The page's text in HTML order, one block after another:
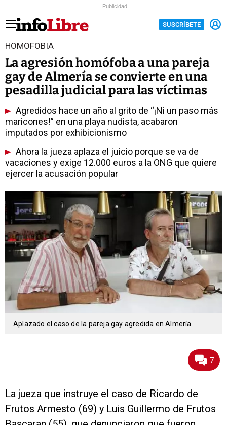
Publicidad
SUSCRÍBETE
HOMOFOBIA
La agresión homófoba a una pareja
gay de Almería se convierte en una
pesadilla judicial para las víctimas
Agredidos hace un año al grito de “¡Ni un paso más
maricones!” en una playa nudista, acabaron
imputados por exhibicionismo
Ahora la jueza aplaza el juicio porque se va de
vacaciones y exige 12.000 euros a la ONG que quiere
ejercer la acusación popular
Aplazado el caso de la pareja gay agredida en Almería
7
La jueza que instruye el caso de Ricardo de
Frutos Armesto (69) y Luis Guillermo de Frutos